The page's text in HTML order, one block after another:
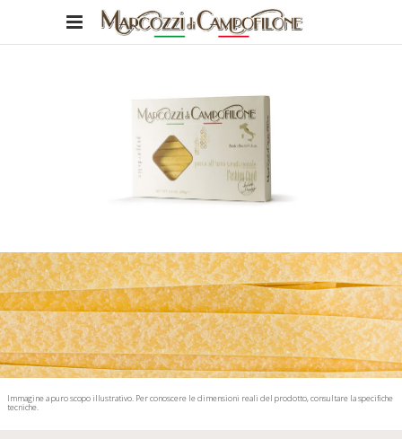
Immagine a puro scopo illustrativo. Per conoscere le dimensioni reali del prodotto, consultare la specifiche
tecniche.